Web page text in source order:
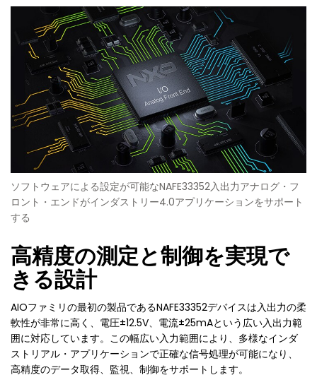
ソフトウェアによる設定が可能なNAFE33352入出力アナログ・フ
ロント・エンドがインダストリー4.0アプリケーションをサポート
する
高精度の測定と制御を実現で
きる設計
AIOファミリの最初の製品であるNAFE33352デバイスは入出力の柔
軟性が非常に高く、電圧±12.5V、電流±25mAという広い入出力範
囲に対応しています。この幅広い入力範囲により、多様なインダ
ストリアル・アプリケーションで正確な信号処理が可能になり、
高精度のデータ取得、監視、制御をサポートします。